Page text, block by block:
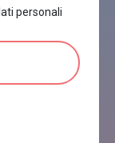
personali